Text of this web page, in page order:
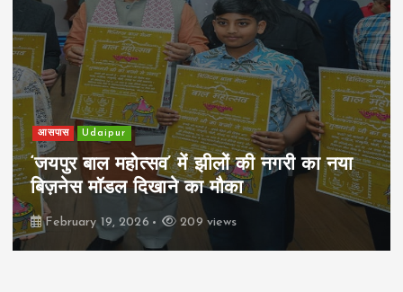
खेल Udaipur
पिम्स मेवाड़ कप 2026: क्रॉसवर्ड व आदित्यम
रियल स्टेट्स ने मुकाबले जीते
February 19, 2026 162 views